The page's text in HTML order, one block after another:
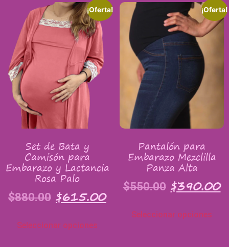
¡Oferta!
Set de Bata y
Camisón para
Embarazo y Lactancia
Rosa Palo
$880.00 $615.00
Seleccionar opciones
¡Oferta!
Pantalón para
Embarazo Mezclilla
Panza Alta
$550.00 $390.00
Seleccionar opciones